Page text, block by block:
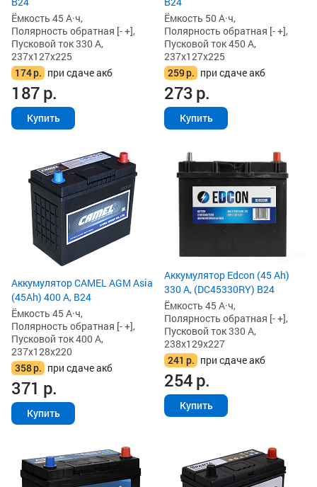
Ёмкость 45 А·ч,
Полярность обратная [- +],
Пусковой ток 330 А,
237x127x225
174р. при сдаче акб
187р.
Купить
Ёмкость 50 А·ч,
Полярность обратная [- +],
Пусковой ток 450 А,
237x127x225
259р. при сдаче акб
273р.
Купить
Аккумулятор CAMEL AGM Asia
(45Ah) 400 А, B24
Ёмкость 45 А·ч,
Полярность обратная [- +],
Пусковой ток 400 А,
237x128x220
358р. при сдаче акб
371 р.
Купить
Аккумулятор Edcon (45 Ah)
330 А, (DC45330RY) B24
Ёмкость 45 А·ч,
Полярность обратная [- +],
Пусковой ток 330 А,
238x129x227
241 р. при сдаче акб
254р.
Купить